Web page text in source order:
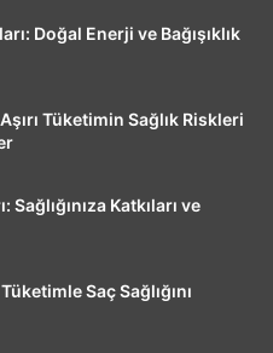
Doğal Enerji ve Bağışıklık
Tüketimin Sağlık Riskleri
Katkıları ve
Saç Sağlığını